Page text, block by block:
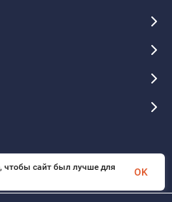
сайт был лучше для
OK